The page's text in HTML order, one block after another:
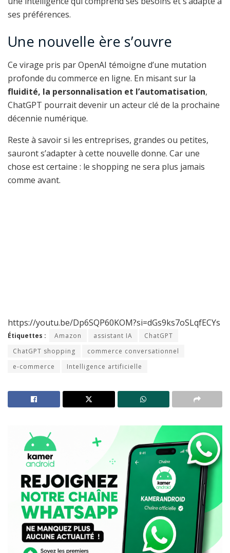
ses préférences.
Une nouvelle ère s’ouvre
Ce virage pris par OpenAI témoigne d’une mutation
profonde du commerce en ligne. En misant sur la
fluidité, la personnalisation et l’automatisation,
ChatGPT pourrait devenir un acteur clé de la prochaine
décennie numérique.
Reste à savoir si les entreprises, grandes ou petites,
sauront s’adapter à cette nouvelle donne. Car une
chose est certaine : le shopping ne sera plus jamais
comme avant.
https://youtu.be/Dp6SQP60KOM?si=dGs9ks7oSLqfECYs
Étiquettes : Amazon assistant IA
ChatGPT
ChatGPT shopping
commerce conversationnel
e-commerce
Intelligence artificielle